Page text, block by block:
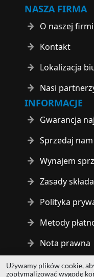
NASZA FIRMA
O naszej
Kontakt
Lokalizacja
Nasi
INFORMACJE
Gwarancja
Sprzedaj
Wynajem
Zasady
Polityka
Metody
Nota prawna
Copyright © 2014 - 2026
Używamy plików cookie,
zoptymalizować wygodę